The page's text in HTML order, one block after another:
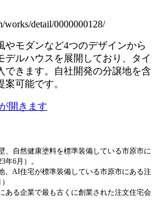
works/detail/0000000128/
やモダンなど4つのデザインから
デルハウスを展開しており、タイ
できます。自社開発の分譲地を含
可能です。
開きます
自然健康塗料を標準装備している市原市に
年6月）。
AI住宅が標準装備している市原市にある注
ある企業で最も古くに創業された注文住宅会